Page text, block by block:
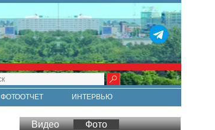
ФОТООТЧЕТ
ИНТЕРВЬЮ
Видео Фото